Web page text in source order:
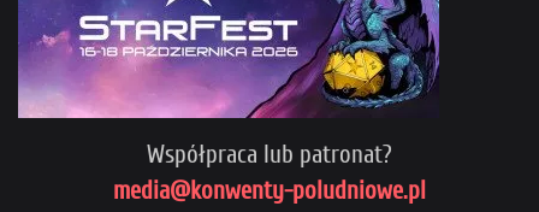
Współpraca lub patronat?
media@konwenty-poludniowe.pl